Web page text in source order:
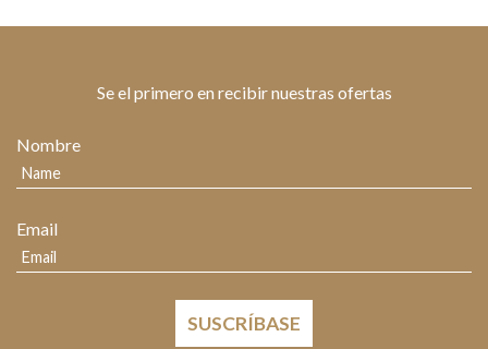
Se el primero en recibir nuestras ofertas
Nombre
Email
SUSCRÍBASE